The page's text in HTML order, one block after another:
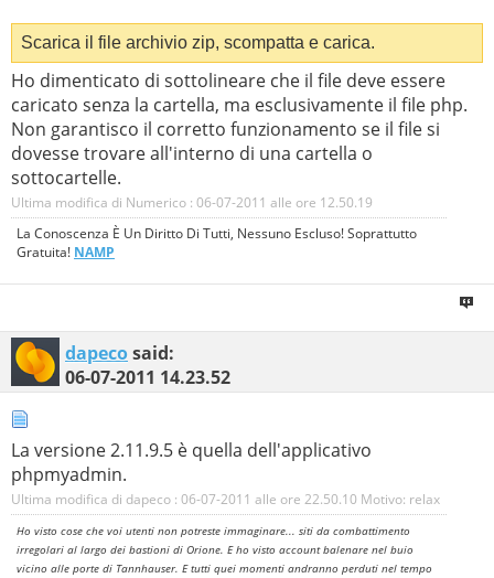
Scarica il file archivio zip, scompatta e carica.
Ho dimenticato di sottolineare che il file deve essere
caricato senza la cartella, ma esclusivamente il file php.
Non garantisco il corretto funzionamento se il file si
dovesse trovare all'interno di una cartella o
sottocartelle.
Ultima modifica di Numerico : 06-07-2011 alle ore 12.50.19
La Conoscenza È Un Diritto Di Tutti, Nessuno Escluso! Soprattutto
Gratuita! NAMP
dapecosaid:
06-07-2011 14.23.52
La versione 2.11.9.5 è quella dell'applicativo
phpmyadmin.
Ultima modifica di dapeco : 06-07-2011 alle ore 22.50.10 Motivo: relax
Ho visto cose che voi utenti non potreste immaginare... siti da combattimento
irregolari al largo dei bastioni di Orione. E ho visto account balenare nel buio
vicino alle porte di Tannhauser. E tutti quei momenti andranno perduti nel tempo